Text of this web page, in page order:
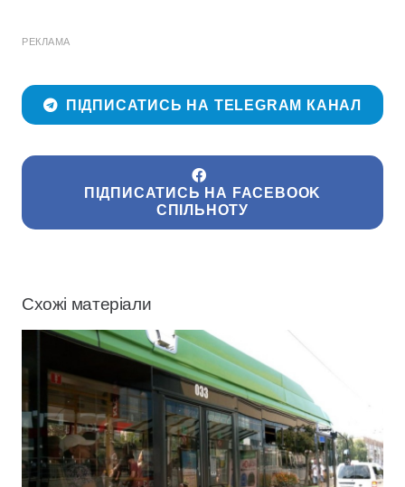
РЕКЛАМА
ПІДПИСАТИСЬ НА TELEGRAM КАНАЛ
ПІДПИСАТИСЬ НА FACEBOOK
СПІЛЬНОТУ
Схожі матеріали